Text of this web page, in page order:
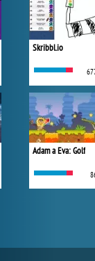
Skribbl.io
Adam a Eva: Golf